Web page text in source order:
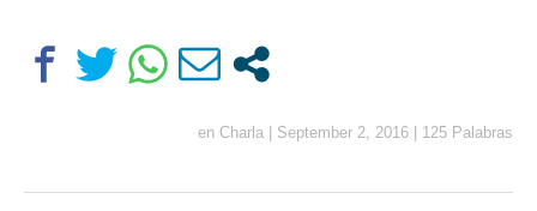
en Charla September 2, 2016 125 Palabras